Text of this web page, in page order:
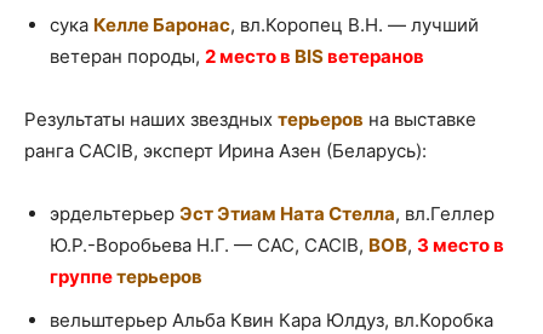
сука Келле Баронас, вл.Коропец В.Н. — лучший
ветеран породы, 2 место в BISветеранов
Результаты наших звездных терьеров на выставке
ранга CACIB, эксперт Ирина Азен (Беларусь):
эрдельтерьер Эст Этиам Ната Стелла, вл.Геллер
Ю.Р.-Воробьева Н.Г. — САС, CACIB, ВОВ, 3 место в
группетерьеров
вельштерьер Альба Квин Кара Юлдуз, вл.Коробка